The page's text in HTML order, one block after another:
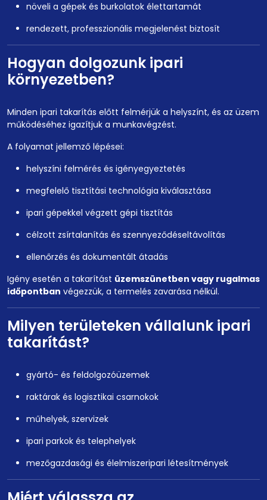
növeli a gépek és burkolatok élettartamát
rendezett, professzionális megjelenést biztosít
Hogyan dolgozunk ipari
környezetben?
Minden ipari takarítás előtt felmérjük a helyszínt, és az üzem
működéséhez igazítjuk a munkavégzést.
A folyamat jellemző lépései:
helyszíni felmérés és igényegyeztetés
megfelelő tisztítási technológia kiválasztása
ipari gépekkel végzett gépi tisztítás
célzott zsírtalanítás és szennyeződéseltávolítás
ellenőrzés és dokumentált átadás
Igény esetén a takarítást üzemszünetben vagy rugalmas
időpontban végezzük, a termelés zavarása nélkül.
Milyen területeken vállalunk ipari
takarítást?
gyártó- és feldolgozóüzemek
raktárak és logisztikai csarnokok
műhelyek, szervizek
ipari parkok és telephelyek
mezőgazdasági és élelmiszeripari létesítmények